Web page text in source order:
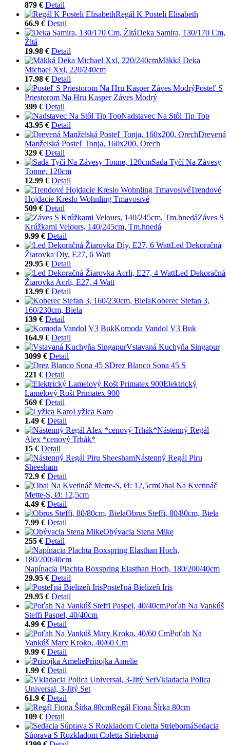
879 € Detail
Regál K Posteli Elisabeth
66.9 € Detail
Deka Samira, 130/170 Cm,
Žltá
19.98 € Detail
Mäkká Deka
Michael Xxl, 220/240cm
17.98 € Detail
Posteľ S
Priestorom Na Hru Kasper Záves Modrý
399 € Detail
Nadstavec Na Stôl Tip Top
43.95 € Detail
Drevená
Manželská Posteľ Tonja, 160x200, Orech
329 € Detail
Sada Tyčí Na Závesy
Tonne, 120cm
12.99 € Detail
Trendové
Hojdacie Kreslo Wohnling Tmavosivé
509 € Detail
Záves S
Krúžkami Velours, 140/245cm, Tm.hnedá
9.99 € Detail
Led Dekoračná
Žiarovka Diy, E27, 6 Watt
29.95 € Detail
Led Dekoračná
Žiarovka Acrli, E27, 4 Watt
13.99 € Detail
Koberec Stefan 3,
160/230cm, Biela
139 € Detail
Komoda Vandol V3 Buk
164.9 € Detail
Vstavaná Kuchyňa Singapur
3099 € Detail
Drez Blanco Sona 45 S
221 € Detail
Elektrický
Lamelový Rošt Primatex 900
569 € Detail
Lyžica Karo
1.49 € Detail
Nástenný Regál
Alex *cenový Trhák*
15 € Detail
Nástenný Regál Piru
Sheesham
72.9 € Detail
Obal Na Kvetináč
Mette-S, Ø: 12,5cm
4.49 € Detail
Obrus Steffi, 80/80cm, Biela
7.99 € Detail
Obývacia Stena Mike
255 € Detail
Napínacia Plachta Boxspring Elasthan Hoch, 180/200/40cm
29.95 € Detail
Posteľná Bielizeň Iris
29.95 € Detail
Poťah Na Vankúš
Steffi Paspel, 40/40cm
4.99 € Detail
Poťah Na
Vankúš Mary Kroko, 40/60 Cm
9.99 € Detail
Prípojka Amelie
1.99 € Detail
Vkladacia Polica
Universal, 3-Jitý Set
61.9 € Detail
Regál Fiona Šírka 80cm
109 € Detail
Sedacia
Súprava S Rozkladom Coletta Strieborná